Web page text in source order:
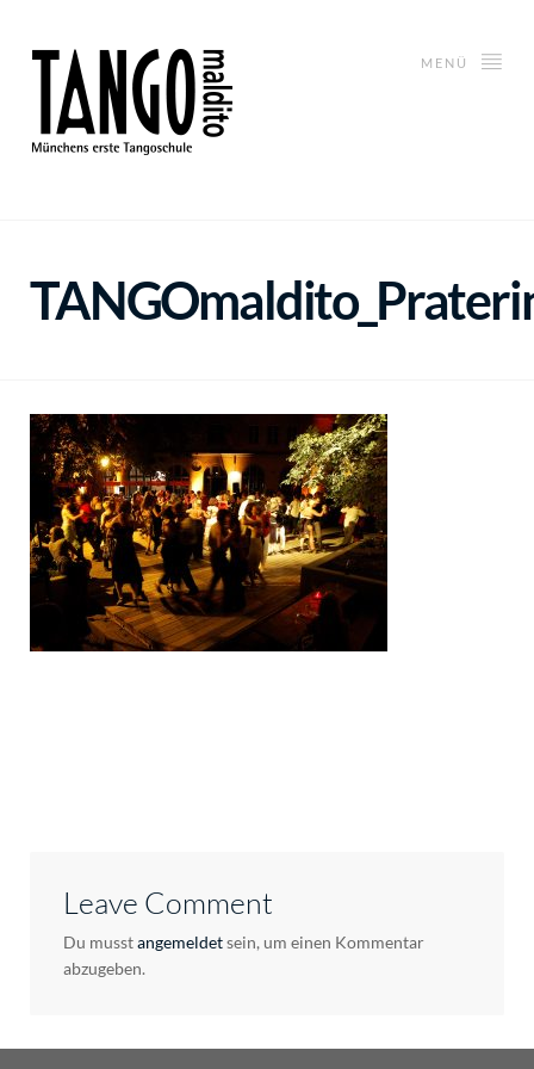
MENÜ
Leave Comment
Du musstangemeldetsein, um einen Kommentar
abzugeben.